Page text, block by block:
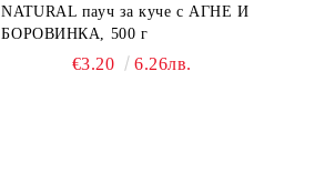
NATURAL пауч за куче с АГНЕ И
БОРОВИНКА, 500 г
€3.20 6.26лв.